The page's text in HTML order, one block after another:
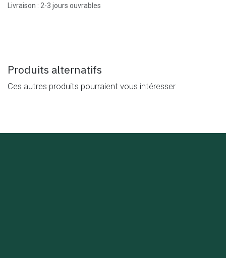
Livraison : 2-3 jours ouvrables
Produits alternatifs
Ces autres produits pourraient vous intéresser